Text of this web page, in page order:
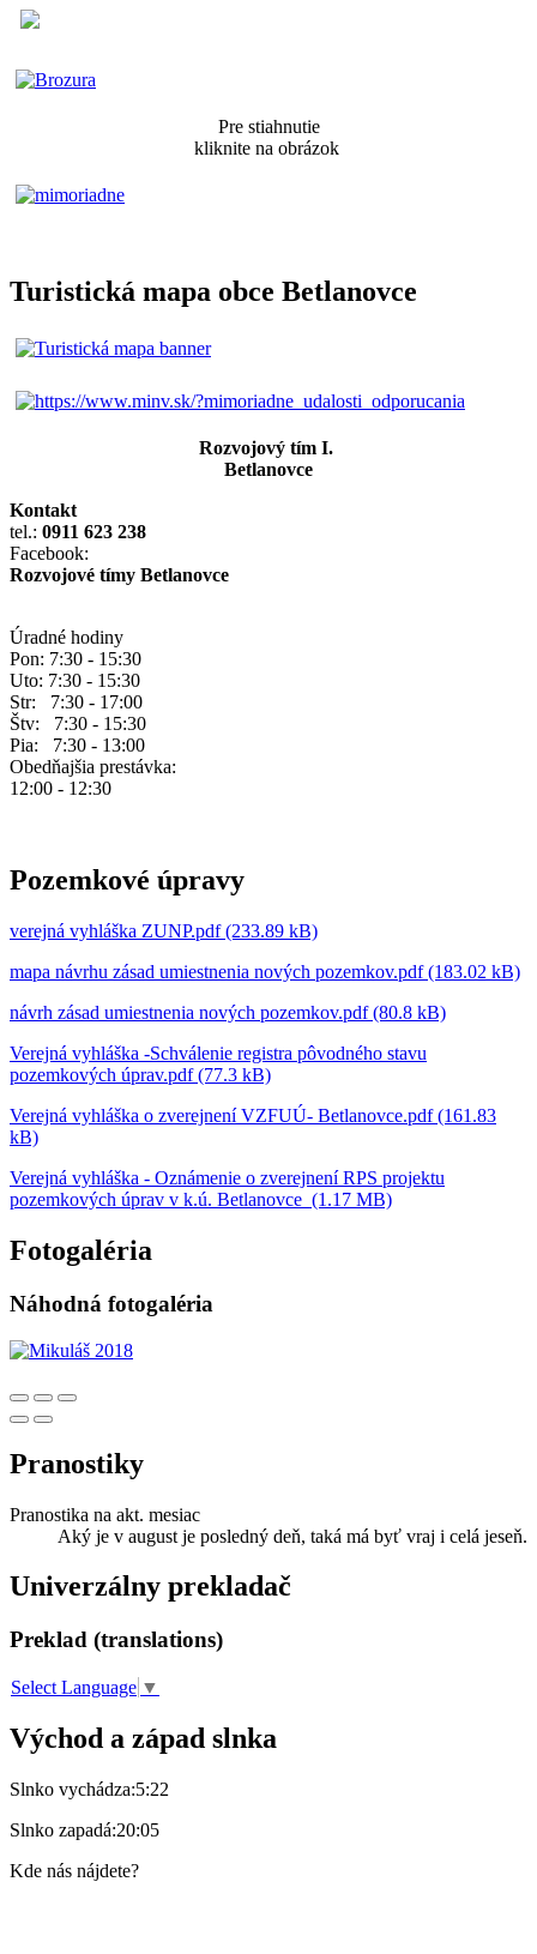
Pre stiahnutie
kliknite na obrázok
Turistická mapa obce Betlanovce
Rozvojový tím I.
Betlanovce
Kontakt
tel.: 0911 623 238
Facebook:
Rozvojové tímy Betlanovce
Úradné hodiny
Pon: 7:30 - 15:30
Uto: 7:30 - 15:30
Str: 7:30 - 17:00
Štv: 7:30 - 15:30
Pia: 7:30 - 13:00
Obedňajšia prestávka:
12:00 - 12:30
Pozemkové úpravy
verejná vyhláška ZUNP.pdf (233.89 kB)
mapa návrhu zásad umiestnenia nových pozemkov.pdf (183.02 kB)
návrh zásad umiestnenia nových pozemkov.pdf (80.8 kB)
Verejná vyhláška -Schválenie registra pôvodného stavu
pozemkových úprav.pdf (77.3 kB)
Verejná vyhláška o zverejnení VZFUÚ- Betlanovce.pdf (161.83
kB)
Verejná vyhláška - Oznámenie o zverejnení RPS projektu
pozemkových úprav v k.ú. Betlanovce (1.17 MB)
Fotogaléria
Náhodná fotogaléria
Pranostiky
Pranostika na akt. mesiac
Aký je v august je posledný deň, taká má byť vraj i celá jeseň.
Univerzálny prekladač
Preklad (translations)
Select Language ▼
Východ a západ slnka
Slnko vychádza:5:22
Slnko zapadá:20:05
Kde nás nájdete?